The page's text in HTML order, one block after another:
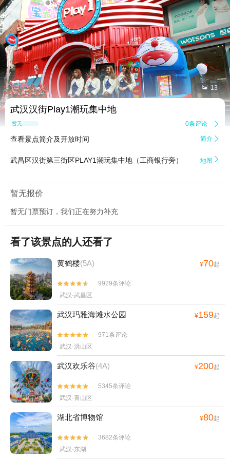
 13
武汉汉街Play1潮玩集中地
暂无点评 0条评论 
查看景点简介及开放时间 简介 
武昌区汉街第三街区PLAY1潮玩集中地（工商银行旁） 地图 
暂无报价
暂无门票预订，我们正在努力补充
看了该景点的人还看了
黄鹤楼(5A) ¥70起


9929条评论
武汉·武昌区
武汉玛雅海滩水公园 ¥159起


971条评论
武汉·洪山区
武汉欢乐谷(4A) ¥200起


5345条评论
武汉·青山区
湖北省博物馆 ¥80起


3682条评论
武汉·东湖
